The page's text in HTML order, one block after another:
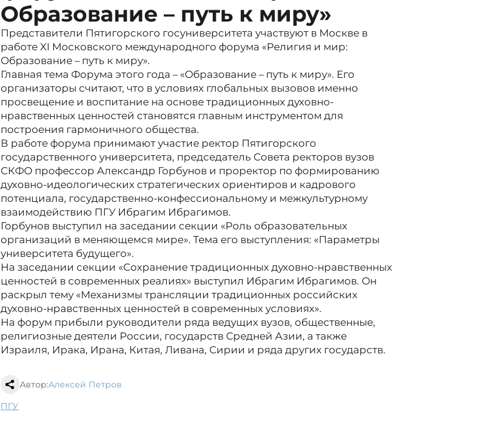
Образование – путь к миру»
Представители Пятигорского госуниверситета участвуют в Москве в
работе XI Московского международного форума «Религия и мир:
Образование – путь к миру».
Главная тема Форума этого года – «Образование – путь к миру». Его
организаторы считают, что в условиях глобальных вызовов именно
просвещение и воспитание на основе традиционных духовно-
нравственных ценностей становятся главным инструментом для
построения гармоничного общества.
В работе форума принимают участие ректор Пятигорского
государственного университета, председатель Совета ректоров вузов
СКФО профессор Александр Горбунов и проректор по формированию
духовно-идеологических стратегических ориентиров и кадрового
потенциала, государственно-конфессиональному и межкультурному
взаимодействию ПГУ Ибрагим Ибрагимов.
Горбунов выступил на заседании секции «Роль образовательных
организаций в меняющемся мире». Тема его выступления: «Параметры
университета будущего».
На заседании секции «Сохранение традиционных духовно-нравственных
ценностей в современных реалиях» выступил Ибрагим Ибрагимов. Он
раскрыл тему «Механизмы трансляции традиционных российских
духовно-нравственных ценностей в современных условиях».
На форум прибыли руководители ряда ведущих вузов, общественные,
религиозные деятели России, государств Средней Азии, а также
Израиля, Ирака, Ирана, Китая, Ливана, Сирии и ряда других государств.
Автор:Алексей Петров
ПГУ